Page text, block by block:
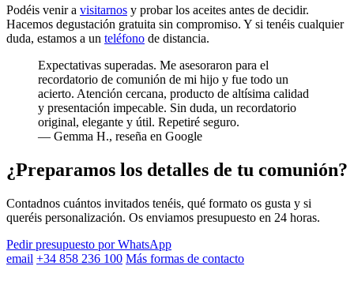
Podéis venir a visitarnos y probar los aceites antes de decidir.
Hacemos degustación gratuita sin compromiso. Y si tenéis cualquier
duda, estamos a un teléfono de distancia.
Expectativas superadas. Me asesoraron para el
recordatorio de comunión de mi hijo y fue todo un
acierto. Atención cercana, producto de altísima calidad
y presentación impecable. Sin duda, un recordatorio
original, elegante y útil. Repetiré seguro.
— Gemma H., reseña en Google
¿Preparamos los detalles de tu comunión?
Contadnos cuántos invitados tenéis, qué formato os gusta y si
queréis personalización. Os enviamos presupuesto en 24 horas.
Pedir presupuesto por WhatsApp
email +34 858 236 100 Más formas de contacto